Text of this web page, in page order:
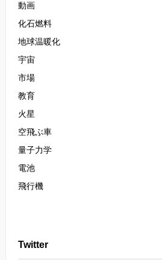
動画
化石燃料
地球温暖化
宇宙
市場
教育
火星
空飛ぶ車
量子力学
電池
飛行機
Twitter